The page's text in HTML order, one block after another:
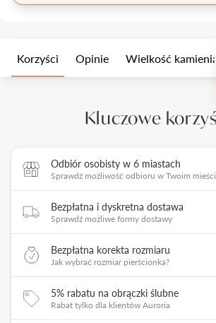
Korzyści Opinie Wielkość kamienia
Kluczowe
Odbiór osobisty w 6 miastach
Sprawdź możliwość odbioru w Twoim
Bezpłatna i dyskretna dostawa
Sprawdź możliwe formy dostawy
Bezpłatna korekta rozmiaru
Jak wybrać rozmiar pierścionka?
5% rabatu na obrączki ślubne
Rabat tylko dla klientów Auroria